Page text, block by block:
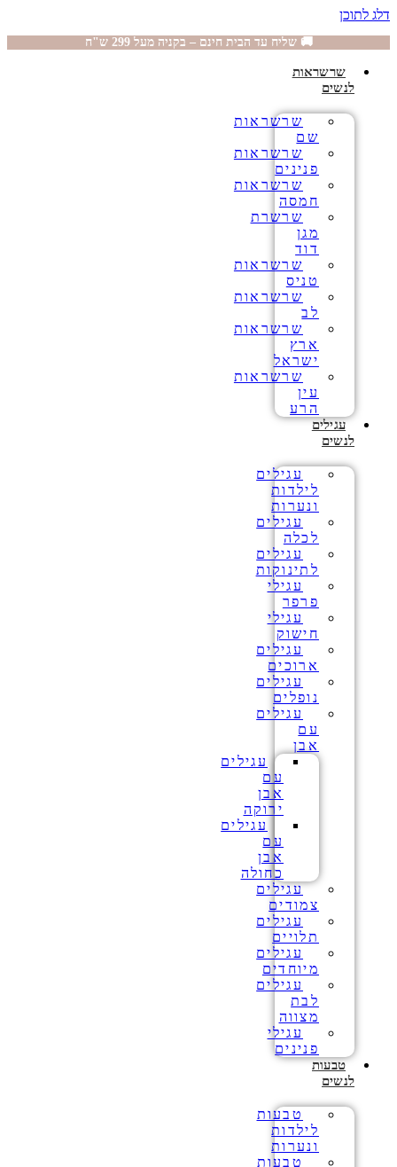
דלג לתוכן
🚚 שליח עד הבית חינם – בקניה מעל 299 ש"ח
שרשראות
לנשים
שרשראות
שם
שרשראות
פנינים
שרשראות
חמסה
שרשרת
מגן
דוד
שרשראות
טניס
שרשראות
לב
שרשראות
ארץ
ישראל
שרשראות
עין
הרע
עגילים
לנשים
עגילים
לילדות
ונערות
עגילים
לכלה
עגילים
לתינוקות
עגילי
פרפר
עגילי
חישוק
עגילים
ארוכים
עגילים
נופלים
עגילים
עם
אבן
עגילים
עם
אבן
ירוקה
עגילים
עם
אבן
כחולה
עגילים
צמודים
עגילים
תלויים
עגילים
מיוחדים
עגילים
לבת
מצווה
עגילי
פנינים
טבעות
לנשים
טבעות
לילדות
ונערות
טבעות